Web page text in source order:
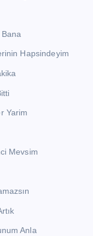
Hapsindeyim
Yarim
Mevsim
Anla